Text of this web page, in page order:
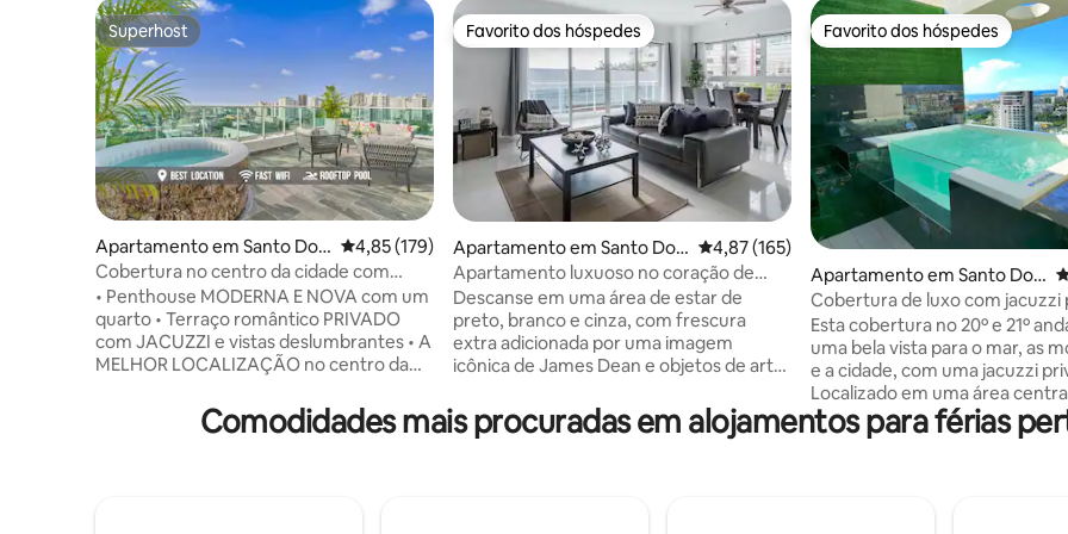
Superhost
Superhost
Apartamento em Santo Do
mingo
Classificação média de 4,85 em 5 estrelas, 179avaliações
4,85 (179)
Cobertura no centro da cidade com
jacúzi privado | Piscina e ginásio
• Penthouse MODERNA E NOVA com um
quarto • Terraço romântico PRIVADO
com JACUZZI e vistas deslumbrantes • A
MELHOR LOCALIZAÇÃO no centro da
Piscina partilhada NO TERRAÇO, ginásio,
espreguiçadeiras e zona de estar • WI-FI
Favorito dos hóspedes
Favorito dos hóspedes
Apartamento em Santo Do
mingo
Classificação média de 4,87 em 5 estrelas,
4,87 (165)
Apartamento luxuoso no coração de
Santo Domingo
Descanse em uma área de estar de
preto, branco e cinza, com frescura
extra adicionada por uma imagem
icônica de James Dean e objetos de arte
têm uma paleta contrastante, com
paredes de acento verde pálido e baús
Favorito dos hóspedes
Favorito dos hóspedes
Apartamento em Santo Do
mingo
Cobertura de luxo com jacuzzi
academia, piscina
Esta cobertura no 20º e 21º
uma bela vista para o mar, as
e a cidade, com uma jacuzzi
Localizado em uma área
minutos dos melhores
cidade. É adequado para
Está finamente decorado para
Comodidades mais procuradas em alojamentos para férias